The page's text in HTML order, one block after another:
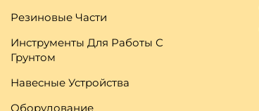
Резиновые Части
Инструменты Для Работы С
Грунтом
Навесные Устройства
Оборудование